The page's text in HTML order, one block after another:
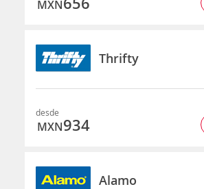
MXN
Thrifty
desde
MXN934
Alamo